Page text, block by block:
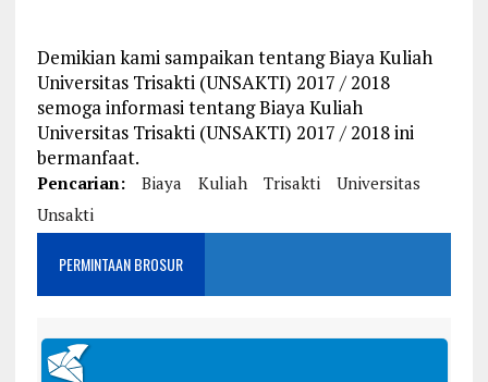
Demikian kami sampaikan tentang Biaya Kuliah
Universitas Trisakti (UNSAKTI) 2017 / 2018
semoga informasi tentang Biaya Kuliah
Universitas Trisakti (UNSAKTI) 2017 / 2018 ini
bermanfaat.
Pencarian: Biaya Kuliah Trisakti
Universitas
Unsakti
PERMINTAAN BROSUR